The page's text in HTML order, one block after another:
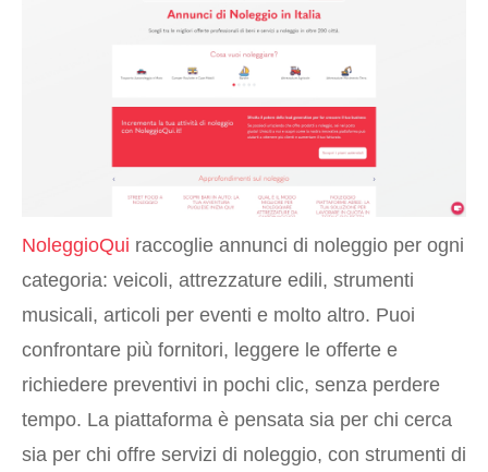
NoleggioQui raccoglie annunci di noleggio per ogni
categoria: veicoli, attrezzature edili, strumenti
musicali, articoli per eventi e molto altro. Puoi
confrontare più fornitori, leggere le offerte e
richiedere preventivi in pochi clic, senza perdere
tempo. La piattaforma è pensata sia per chi cerca
sia per chi offre servizi di noleggio, con strumenti di